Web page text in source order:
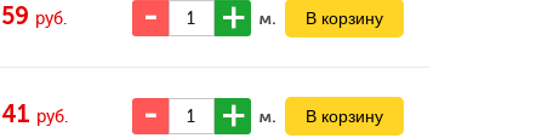
59 руб. м.
41 руб. м.